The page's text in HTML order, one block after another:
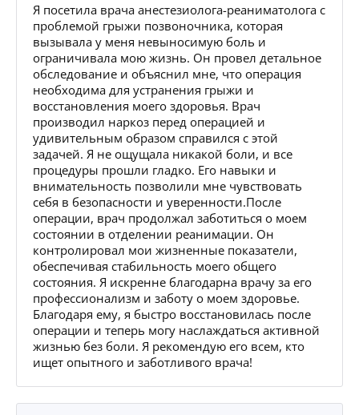
Я посетила врача анестезиолога-реаниматолога с
проблемой грыжи позвоночника, которая
вызывала у меня невыносимую боль и
ограничивала мою жизнь. Он провел детальное
обследование и объяснил мне, что операция
необходима для устранения грыжи и
восстановления моего здоровья. Врач
производил наркоз перед операцией и
удивительным образом справился с этой
задачей. Я не ощущала никакой боли, и все
процедуры прошли гладко. Его навыки и
внимательность позволили мне чувствовать
себя в безопасности и уверенности.После
операции, врач продолжал заботиться о моем
состоянии в отделении реанимации. Он
контролировал мои жизненные показатели,
обеспечивая стабильность моего общего
состояния. Я искренне благодарна врачу за его
профессионализм и заботу о моем здоровье.
Благодаря ему, я быстро восстановилась после
операции и теперь могу наслаждаться активной
жизнью без боли. Я рекомендую его всем, кто
ищет опытного и заботливого врача!